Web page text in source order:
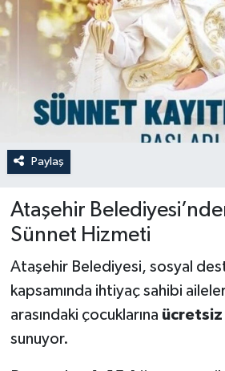
Paylaş
Ataşehir
Sünnet Hizmeti
Ataşehir Belediyesi, sosyal
kapsamında ihtiyaç sahibi
arasındaki çocuklarına
sunuyor.